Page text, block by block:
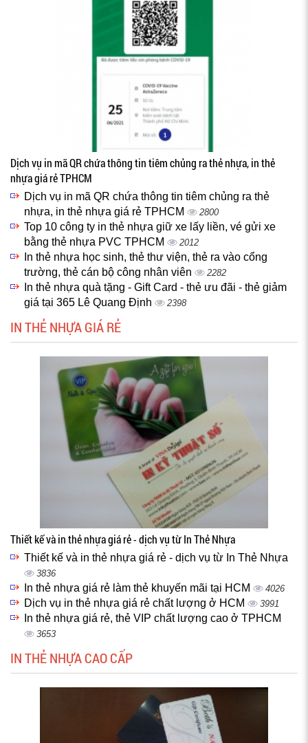
Dịch vụ in mã QR chứa thông tin tiêm chủng ra thẻ nhựa, in thẻ
nhựa giá rẻ TPHCM
Dịch vụ in mã QR chứa thông tin tiêm chủng ra thẻ
nhựa, in thẻ nhựa giá rẻ TPHCM
2800
Top 10 công ty in thẻ nhựa giữ xe lấy liền, vé gửi xe
bằng thẻ nhựa PVC TPHCM
2012
In thẻ nhựa học sinh, thẻ thư viện, thẻ ra vào cổng
trường, thẻ cán bộ công nhân viên
2282
In thẻ nhựa quà tặng - Gift Card - thẻ ưu đãi - thẻ giảm
giá tại 365 Lê Quang Định
2398
IN THẺ NHỰA GIÁ RẺ
Thiết kế và in thẻ nhựa giá rẻ - dịch vụ từ In Thẻ Nhựa
Thiết kế và in thẻ nhựa giá rẻ - dịch vụ từ In Thẻ Nhựa
3836
In thẻ nhựa giá rẻ làm thẻ khuyến mãi tại HCM 4026
Dịch vụ in thẻ nhựa giá rẻ chất lượng ở HCM 3991
In thẻ nhựa giá rẻ, thẻ VIP chất lượng cao ở TPHCM
3653
IN THẺ NHỰA CAO CẤP